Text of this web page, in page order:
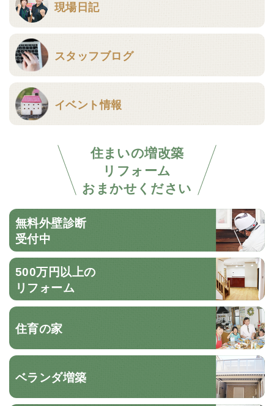
現場日記
スタッフブログ
イベント情報
住まいの増改築
リフォーム
おまかせください
無料外壁診断
受付中
500万円以上の
リフォーム
住育の家
ベランダ増築